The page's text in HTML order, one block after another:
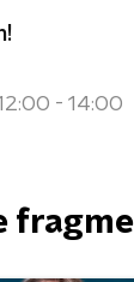
- 14:00